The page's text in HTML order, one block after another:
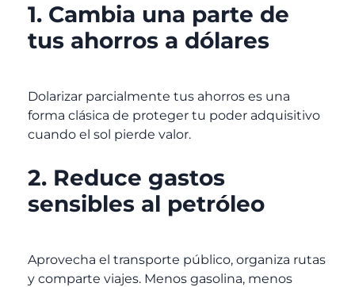
1. Cambia una parte de
tus ahorros a dólares
Dolarizar parcialmente tus ahorros es una
forma clásica de proteger tu poder adquisitivo
cuando el sol pierde valor.
2. Reduce gastos
sensibles al petróleo
Aprovecha el transporte público, organiza rutas
y comparte viajes. Menos gasolina, menos